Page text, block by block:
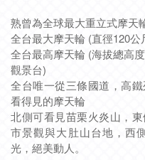
熟曾為全球最大重立式摩天
全台最大摩天輪 (直徑120公
全台最高摩天輪 (海拔總高
觀景台)
全台唯一從三條國道，高
看得見的摩天輪
北側可看見苗栗火炎山，
市景觀與大肚山台地，西
光，絕美動人。